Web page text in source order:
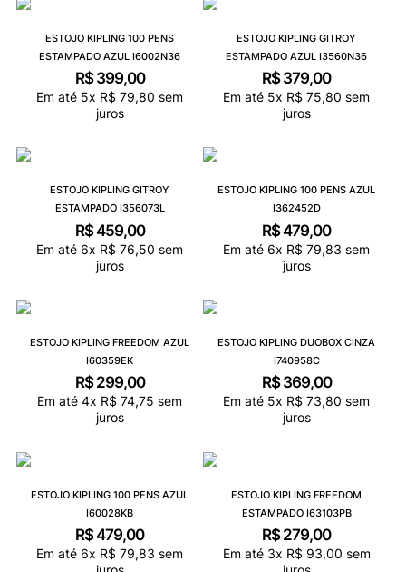
ESTOJO KIPLING 100 PENS
ESTAMPADO AZUL I6002N36
R$ 399,00
Em até 5x R$ 79,80 sem
juros
ESTOJO KIPLING GITROY
ESTAMPADO AZUL I3560N36
R$ 379,00
Em até 5x R$ 75,80 sem
juros
ESTOJO KIPLING GITROY
ESTAMPADO I356073L
R$459,00
Em até 6x R$ 76,50 sem
juros
ESTOJO KIPLING 100 PENS AZUL
I362452D
R$479,00
Em até 6x R$ 79,83 sem
juros
ESTOJO KIPLING FREEDOM AZUL
I60359EK
R$ 299,00
Em até 4x R$ 74,75 sem
juros
ESTOJO KIPLING DUOBOX CINZA
I740958C
R$ 369,00
Em até 5x R$ 73,80 sem
juros
ESTOJO KIPLING 100 PENS AZUL
I60028KB
R$479,00
Em até 6x R$ 79,83 sem
ESTOJO KIPLING FREEDOM
ESTAMPADO I63103PB
R$ 279,00
Em até 3x R$ 93,00 sem